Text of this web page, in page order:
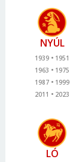
NYÚL
1939
1951
1963
1975
1987
1999
2011
2023
LÓ